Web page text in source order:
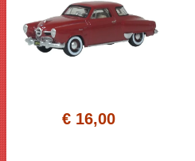
hoofdinhoud
€ 16,00